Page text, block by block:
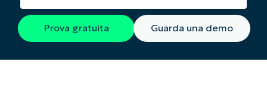
Prova gratuita Guarda una demo